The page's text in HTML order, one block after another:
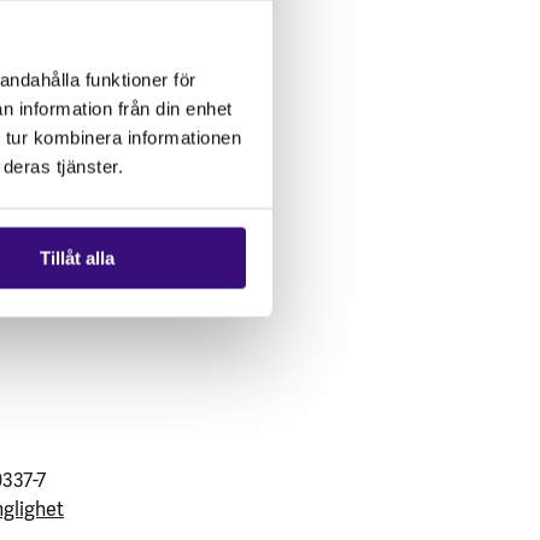
funktioner för
information från din enhet
kombinera informationen
tjänster.
Tillåt alla
7